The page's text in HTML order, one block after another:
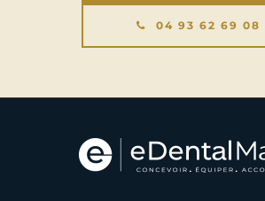
04 93 62 69 08